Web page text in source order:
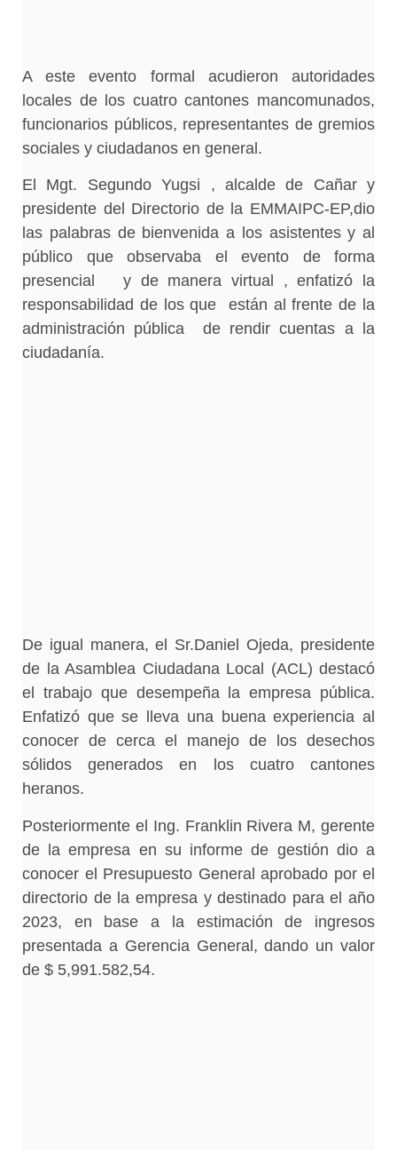
A este evento formal acudieron autoridades
locales de los cuatro cantones mancomunados,
funcionarios públicos, representantes de gremios
sociales y ciudadanos en general.
El Mgt. Segundo Yugsi , alcalde de Cañar y
presidente del Directorio de la EMMAIPC-EP,dio
las palabras de bienvenida a los asistentes y al
público que observaba el evento de forma
presencial y de manera virtual , enfatizó la
responsabilidad de los que están al frente de la
administración pública de rendir cuentas a la
ciudadanía.
De igual manera, el Sr.Daniel Ojeda, presidente
de la Asamblea Ciudadana Local (ACL) destacó
el trabajo que desempeña la empresa pública.
Enfatizó que se lleva una buena experiencia al
conocer de cerca el manejo de los desechos
sólidos generados en los cuatro cantones
heranos.
Posteriormente el Ing. Franklin Rivera M, gerente
de la empresa en su informe de gestión dio a
conocer el Presupuesto General aprobado por el
directorio de la empresa y destinado para el año
2023, en base a la estimación de ingresos
presentada a Gerencia General, dando un valor
de $ 5,991.582,54.